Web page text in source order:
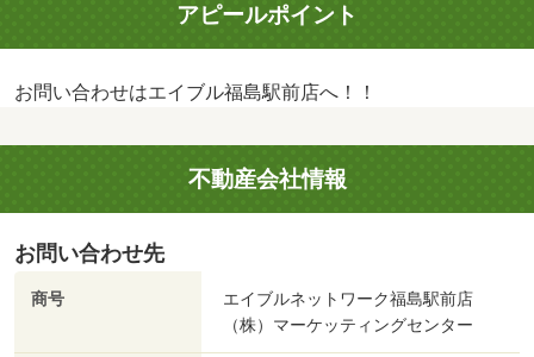
アピールポイント
お問い合わせはエイブル福島駅前店へ！！
不動産会社情報
お問い合わせ先
商号
エイブルネットワーク福島駅前店
（株）マーケッティングセンター